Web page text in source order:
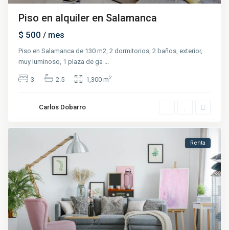
Piso en alquiler en Salamanca
$ 500/ mes
Piso en Salamanca de 130 m2, 2 dormitorios, 2 baños, exterior,
muy luminoso, 1 plaza de ga ...
3 2.5 1,300 m2
Carlos Dobarro
Renta